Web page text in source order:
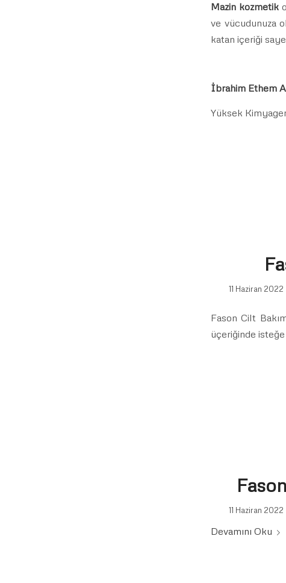
Mazin kozmetik
ve vücudunuza
katan içeriği
İbrahim Ethem
Yüksek
11 Haziran 2022
Fason Cilt
üçeriğinde
11 Haziran 2022
Devamını Oku